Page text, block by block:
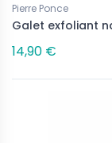
Pierre Ponce
Galet exfoliant
14,90 €